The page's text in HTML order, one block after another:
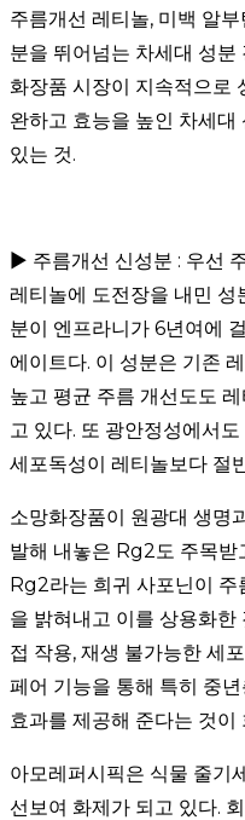
주름개선 레티놀, 미백 알
분을 뛰어넘는 차세대 성분
화장품 시장이 지속적으로
완하고 효능을 높인 차세
있는 것.
▶ 주름개선 신성분 : 우선
레티놀에 도전장을 내민 성
분이 엔프라니가 6년여에
에이트다. 이 성분은 기존
높고 평균 주름 개선도도
고 있다. 또 광안정성에서
세포독성이 레티놀보다 절
소망화장품이 원광대 생명
발해 내놓은 Rg2도 주목받
Rg2라는 희귀 사포닌이 주
을 밝혀내고 이를 상용화한
접 작용, 재생 불가능한 세
페어 기능을 통해 특히 중
효과를 제공해 준다는 것이
아모레퍼시픽은 식물 줄기
선보여 화제가 되고 있다.